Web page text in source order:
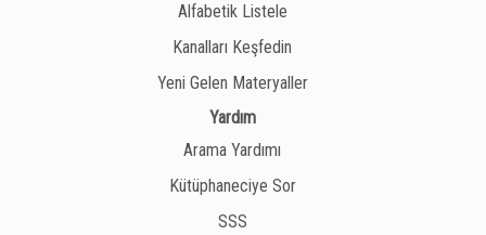
Alfabetik Listele
Kanalları Keşfedin
Yeni Gelen Materyaller
Yardım
Arama Yardımı
Kütüphaneciye Sor
SSS